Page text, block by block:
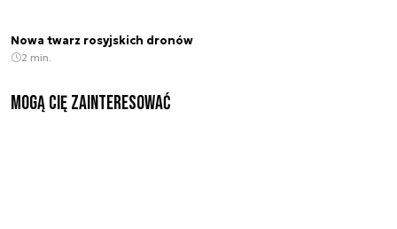
Nowa twarz rosyjskich dronów
2 min.
Mogą Cię zainteresować